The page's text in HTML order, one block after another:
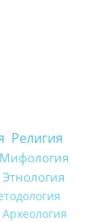
Религия
Мифология
Этнология
Археология